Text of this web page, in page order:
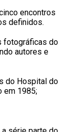
encontros
definidos.
fotográficas do
autores e
do Hospital do
em 1985;